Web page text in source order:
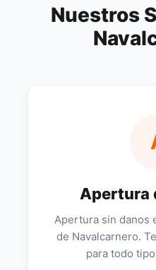
Nuestros
Apertura
Apertura sin danos
de Navalcarnero.
para todo